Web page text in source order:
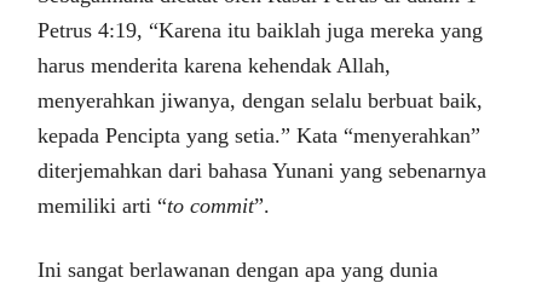
Petrus 4:19, “Karena itu baiklah juga mereka yang
harus menderita karena kehendak Allah,
menyerahkan jiwanya, dengan selalu berbuat baik,
kepada Pencipta yang setia.” Kata “menyerahkan”
diterjemahkan dari bahasa Yunani yang sebenarnya
memiliki arti “to commit”.
Ini sangat berlawanan dengan apa yang dunia